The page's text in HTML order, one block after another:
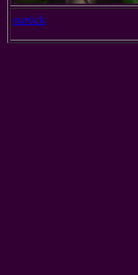
zurück